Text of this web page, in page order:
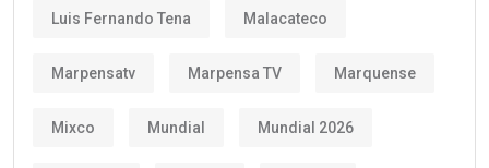
Luis Fernando Tena Malacateco
Marpensatv Marpensa TV Marquense
Mixco Mundial Mundial 2026